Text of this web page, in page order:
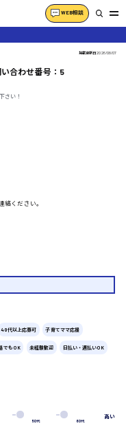
WEB相談
掲載更新日2026/08/07
合わせ番号：5
さい！
絡ください。
40代以上応募可 子育てママ応援
でもOK 未経験歓迎 日払い・週払いOK
50代 60代
高い